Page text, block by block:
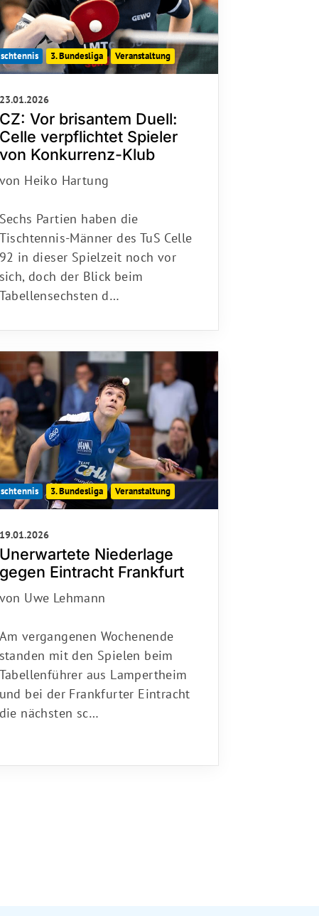
3. Bundesliga Veranstaltung
23.01.2026
CZ: Vor brisantem Duell:
Celle verpflichtet Spieler
von Konkurrenz-Klub
von Heiko Hartung
Sechs Partien haben die
Tischtennis-Männer des TuS Celle
92 in dieser Spielzeit noch vor
sich, doch der Blick beim
Tabellensechsten d…
3. Bundesliga Veranstaltung
19.01.2026
Unerwartete Niederlage
gegen Eintracht Frankfurt
von Uwe Lehmann
Am vergangenen Wochenende
standen mit den Spielen beim
Tabellenführer aus Lampertheim
und bei der Frankfurter Eintracht
die nächsten sc…